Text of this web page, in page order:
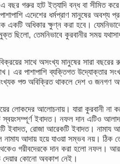
বছর গরুর হাট ইত্যাদি বন্ধ বা সীমিত
এদেশের ধর্মপ্রাণ মানুষের অবশ্য
একটি অধিকার ক্ষুণ্ন করা হবে।
ছিলো, তেমনিভাবে কুরবানীর সময়
সাথে অসংখ্য মানুষের সারা
এর পাশাপাশি ব্যক্তিগত উদ্যোক্তার
পশু অবিক্রিত থাকলে দেশ ও জনগণ
লোকদের আলোচনায়। যারা কুরবানী না
ইবাদত। নফল দান এটিও
ইবাদত, রোজা আরেকটি ইবাদত। নামায
নামায আদায় হয়ে যাওয়া সম্ভব নয়। ঠিক
গরীবদেরকে দান করা হলো নফল।
দেয়ার কোনো অবকাশ নেই।